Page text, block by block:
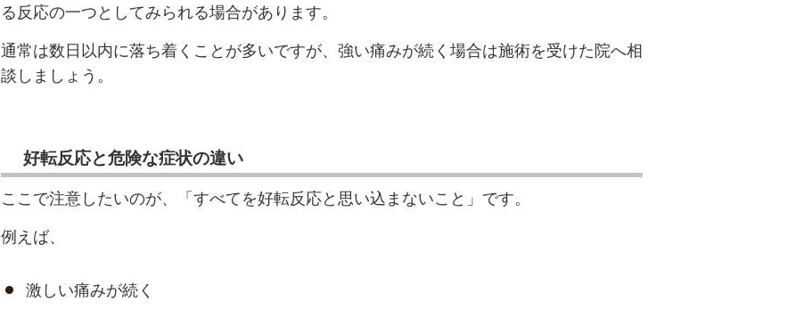
る反応の一つとしてみられる場合があります。
通常は数日以内に落ち着くことが多いですが、強い痛みが続く場合は施術を受けた院へ相
談しましょう。
好転反応と危険な症状の違い
ここで注意したいのが、「すべてを好転反応と思い込まないこと」です。
例えば、
激しい痛みが続く